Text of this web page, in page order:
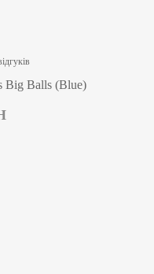
Big Balls (Blue)